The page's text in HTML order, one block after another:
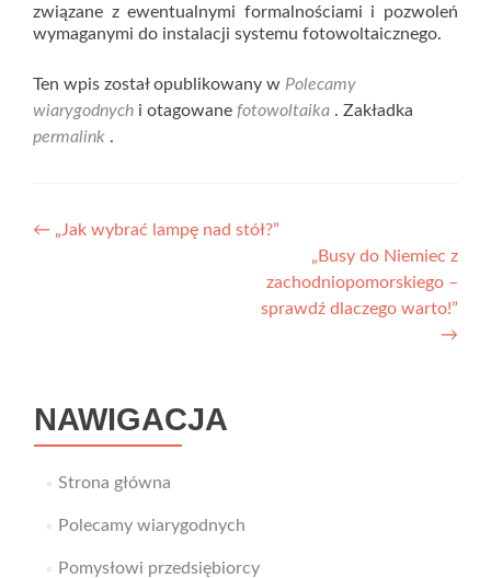
związane z ewentualnymi formalnościami i pozwoleń
wymaganymi do instalacji systemu fotowoltaicznego.
Ten wpis został opublikowany w Polecamy
wiarygodnych i otagowane fotowoltaika . Zakładka
permalink .
Nawigacja
← „Jak wybrać lampę nad stół?”
„Busy do Niemiec z
zachodniopomorskiego –
sprawdź dlaczego warto!”
→
NAWIGACJA
Strona główna
Polecamy wiarygodnych
Pomysłowi przedsiębiorcy